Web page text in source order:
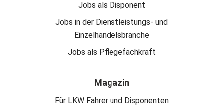
Jobs als Disponent
Jobs in der Dienstleistungs- und
Einzelhandelsbranche
Jobs als Pflegefachkraft
Magazin
Für LKW Fahrer und Disponenten